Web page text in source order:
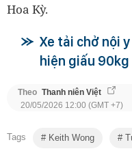
Hoa Kỳ.
Xe tải chở nội
hiện giấu
Theo Thanh niên Việt
20/05/2026 12:00 (GMT +7)
Tags Keith Wong